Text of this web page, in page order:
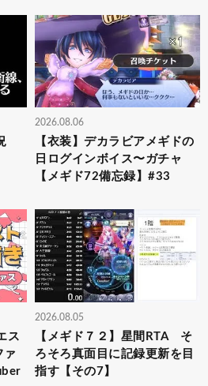
2026.08.06
【衣装】デカラビアメギドの
日ログインボイス〜ガチャ
【メギド72備忘録】#33
ス
ァ
2026.08.05
【メギド７２】星間RTA そ
ろそろ真面目に記録更新を目
指す【その7】